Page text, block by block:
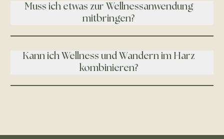
Muss ich etwas zur Wellnessanwendung
mitbringen?
Kann ich Wellness und Wandern im Harz
kombinieren?